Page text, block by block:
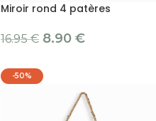
Miroir rond 4 patères
16.95€ 8.90 €
-50%